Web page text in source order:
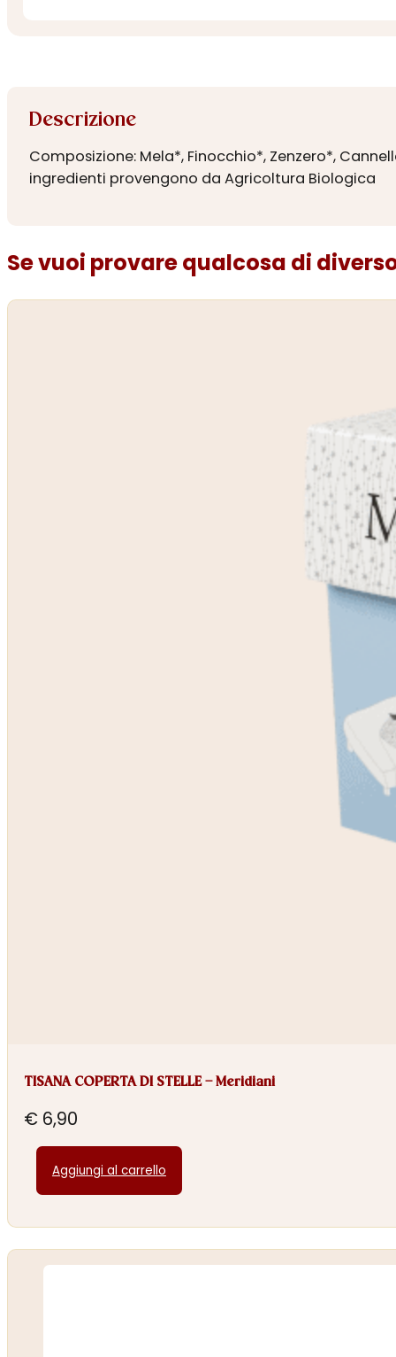
Descrizione
Composizione: Mela*, Finocchio*, Zenzero*,
ingredienti provengono da Agricoltura Biologica
Se vuoi provare qualcosa di
TISANA COPERTA DI STELLE – Meridiani
€ 6,90
Aggiungi al carrello